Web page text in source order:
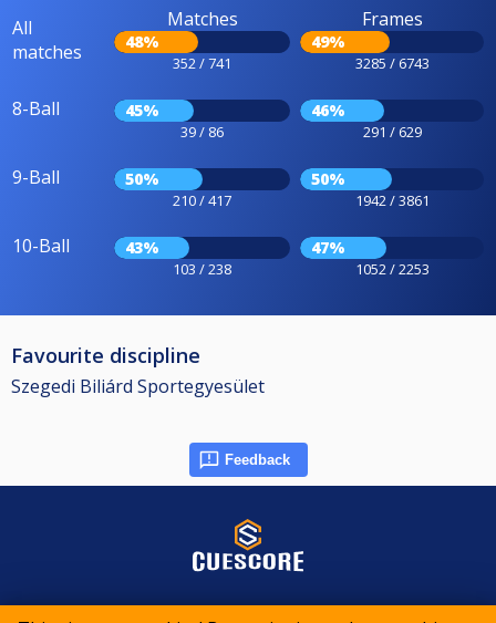
All
matches
Matches
48%
352 / 741
Frames
49%
3285 / 6743
8-Ball 45%
39 / 86
46%
291 / 629
9-Ball 50%
210 / 417
50%
1942 / 3861
10-Ball 43%
103 / 238
47%
1052 / 2253
Favourite discipline
Szegedi Biliárd Sportegyesület
Feedback